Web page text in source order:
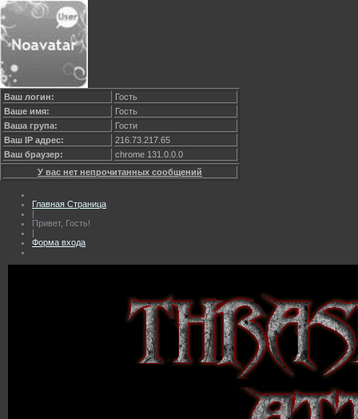
Ваш логин:
Гость
Ваше имя:
Гость
Ваша група:
Гости
Ваш IP адрес:
216.73.217.65
Ваш браузер:
chrome 131.0.0.0
У вас нет непрочитанных сообщений
Главная Страница
|
Привет, Гость!
|
Форма входа